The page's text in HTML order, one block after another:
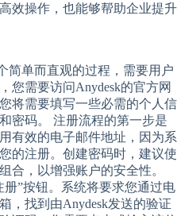
效操作，也能够帮助企业提升
简单而直观的过程，需要用户
您需要访问Anydesk的官方网
将需要填写一些必需的个人信
密码。 注册流程的第一步是
有效的电子邮件地址，因为系
的注册。创建密码时，建议使
合，以增强账户的安全性。
”按钮。系统将要求您通过电
，找到由Anydesk发送的验证